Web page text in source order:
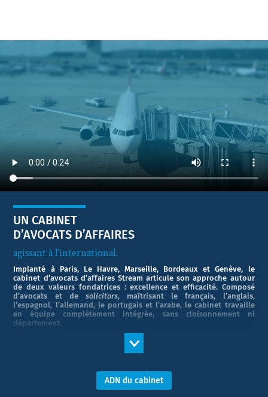
UN CABINET
D’AVOCATS D’AFFAIRES
agissant à l’international.
Implanté à Paris, Le Havre, Marseille, Bordeaux et Genève, le
cabinet d’avocats d’affaires Stream articule son approche autour
de deux valeurs fondatrices : excellence et efficacité. Composé
d’avocats et de solicitors, maîtrisant le français, l’anglais,
l’espagnol, l’allemand, le portugais et l’arabe, le cabinet travaille
en équipe complètement intégrée, sans cloisonnement ni
département.
Répartis en cinq domaines d’activité historiques : Droit des
transports, Assurance, Énergie &Offshore
à répondre aux exigences particulières de chaque client pour
chaque dossier dans un ou plusieurs de ces domaines.
ADN du cabinet